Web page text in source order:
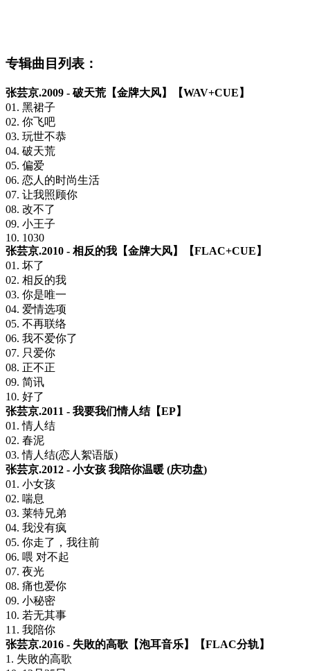
专辑曲目列表：
张芸京.2009 - 破天荒【金牌大风】【WAV+CUE】
01. 黑裙子
02. 你飞吧
03. 玩世不恭
04. 破天荒
05. 偏爱
06. 恋人的时尚生活
07. 让我照顾你
08. 改不了
09. 小王子
10. 1030
张芸京.2010 - 相反的我【金牌大风】【FLAC+CUE】
01. 坏了
02. 相反的我
03. 你是唯一
04. 爱情选项
05. 不再联络
06. 我不爱你了
07. 只爱你
08. 正不正
09. 简讯
10. 好了
张芸京.2011 - 我要我们情人结【EP】
01. 情人结
02. 春泥
03. 情人结(恋人絮语版)
张芸京.2012 - 小女孩 我陪你温暖 (庆功盘)
01. 小女孩
02. 喘息
03. 莱特兄弟
04. 我没有疯
05. 你走了，我往前
06. 喂 对不起
07. 夜光
08. 痛也爱你
09. 小秘密
10. 若无其事
11. 我陪你
张芸京.2016 - 失敗的高歌【泡耳音乐】【FLAC分轨】
1. 失敗的高歌